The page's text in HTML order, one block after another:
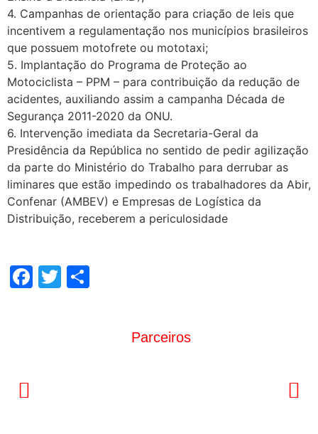
4. Campanhas de orientação para criação de leis que
incentivem a regulamentação nos municípios brasileiros
que possuem motofrete ou mototaxi;
5. Implantação do Programa de Proteção ao
Motociclista – PPM – para contribuição da redução de
acidentes, auxiliando assim a campanha Década de
Segurança 2011-2020 da ONU.
6. Intervenção imediata da Secretaria-Geral da
Presidência da República no sentido de pedir agilização
da parte do Ministério do Trabalho para derrubar as
liminares que estão impedindo os trabalhadores da Abir,
Confenar (AMBEV) e Empresas de Logística da
Distribuição, receberem a periculosidade
Facebook
Twitter
Parceiros